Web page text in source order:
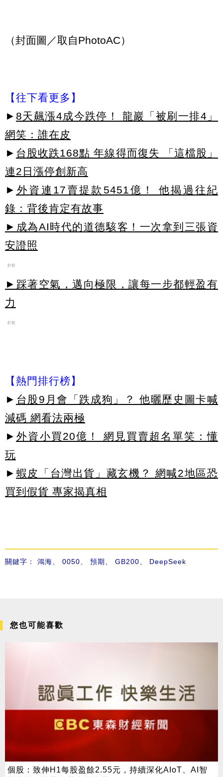
（封面圖／取自PhotoAC）
【往下看更多】
► 8天飆漲4成今跌停！ 龍巖「被刷一排4」
網笑：誰在皮
► 台股收跌168點 年線得而復失 「這檔股」
連2日漲停創新高
► 外資連17賣提款5451億！ 他揭過往紀
錄：背後肯定有故事
►成為AI時代的道德駭客！一次拿到三張資
安證照
PR
►踩著空氣，邁向極限，讓每一步都輕盈有
力
PR
【熱門排行榜】
► 台股9月會「跌成狗」？ 他曬歷史圖卡喊
減碼 網看法兩極
► 外資小買20億！ 網見買賣超名單笑：懂
玩
► 蝦皮「台灣出貨」藏玄機？ 網喊2地區恐
買到假貨 專家揭真相
關鍵字： 鴻海 0050 預期 GB200 DeepSeek
您也可能喜歡
個股：致伸H1每股盈餘2.55元，持續深化AIoT、AI智